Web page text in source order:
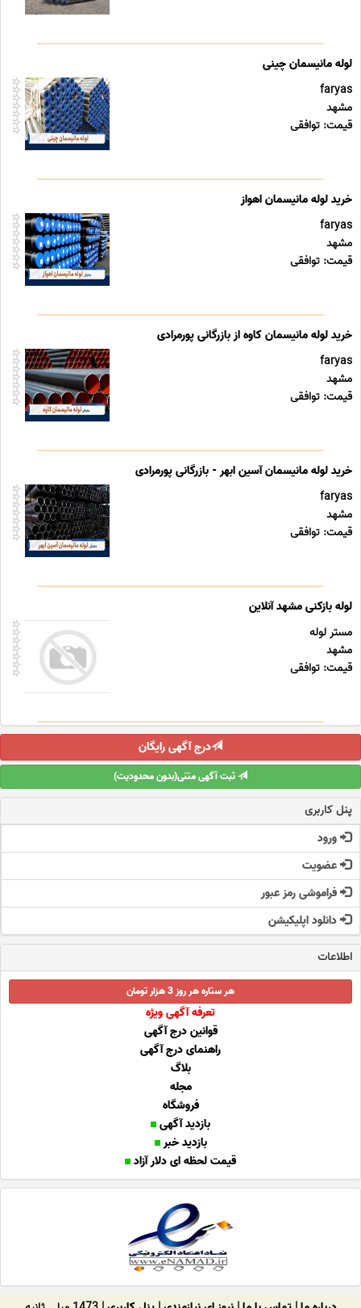
لوله مانیسمان چینی
faryas
مشهد
قیمت: توافقی
خرید لوله مانیسمان اهواز
faryas
مشهد
قیمت: توافقی
خرید لوله مانیسمان کاوه از بازرگانی پورمرادی
faryas
مشهد
قیمت: توافقی
خرید لوله مانیسمان آسین ابهر - بازرگانی پورمرادی
faryas
مشهد
قیمت: توافقی
لوله بازکنی مشهد آنلاین
مستر لوله
مشهد
قیمت: توافقی
درج آگهی رایگان
ثبت آگهی متنی(بدون محدودیت)
پنل کاربری
ورود
عضویت
فراموشی رمز عبور
دانلود اپلیکیشن
اطلاعات
هر ستاره هر روز 3 هزار تومان
تعرفه آگهی ویژه
قوانین درج آگهی
راهنمای درج آگهی
بلاگ
مجله
فروشگاه
بازدید آگهی
بازدید خبر
قیمت لحظه ای دلار آزاد